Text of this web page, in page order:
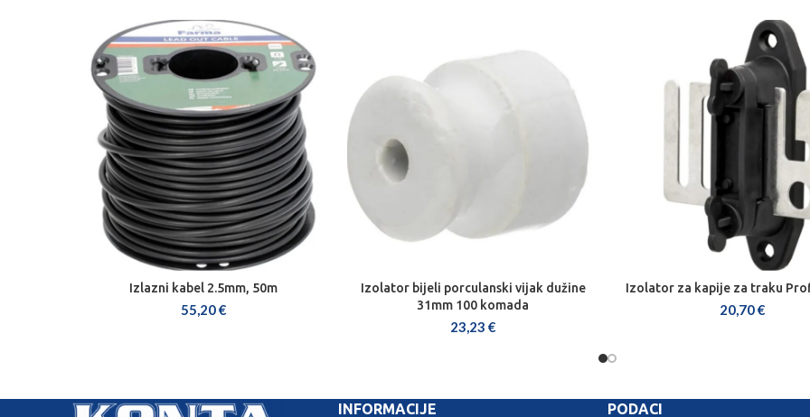
DODAJ U KOŠARICU
Izlazni kabel 2.5mm, 50m
55,20€
DODAJ U KOŠARICU
Izolator bijeli porculanski vijak dužine
31mm 100 komada
23,23 €
DODAJ U KOŠARICU
Izolator za kapije za traku
20,70€
INFORMACIJE PODACI